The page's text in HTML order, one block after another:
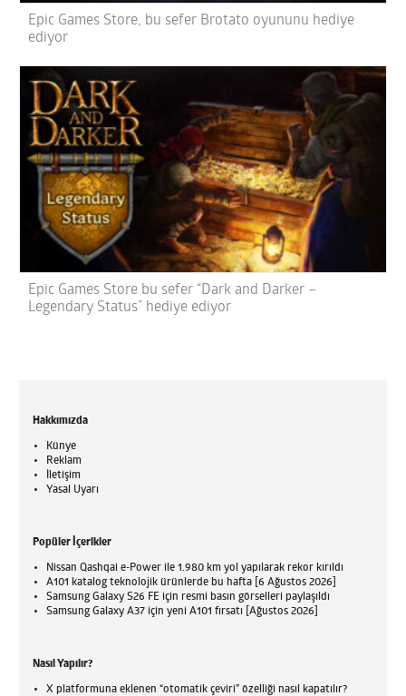
Epic Games Store, bu sefer Brotato oyununu hediye
ediyor
Epic Games Store bu sefer “Dark and Darker –
Legendary Status” hediye ediyor
Hakkımızda
Künye
Reklam
İletişim
Yasal Uyarı
Popüler İçerikler
Nissan Qashqai e-Power ile 1.980 km yol yapılarak rekor kırıldı
A101 katalog teknolojik ürünlerde bu hafta [6 Ağustos 2026]
Samsung Galaxy S26 FE için resmi basın görselleri paylaşıldı
Samsung Galaxy A37 için yeni A101 fırsatı [Ağustos 2026]
Nasıl Yapılır?
X platformuna eklenen “otomatik çeviri” özelliği nasıl kapatılır?